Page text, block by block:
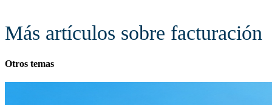
Más artículos sobre facturación
Otros temas